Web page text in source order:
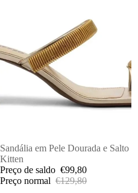
PROMOÇÕES
Sandália em Pele Dourada e Salto
Kitten
Preço de saldo €99,80
Preço normal €129,80